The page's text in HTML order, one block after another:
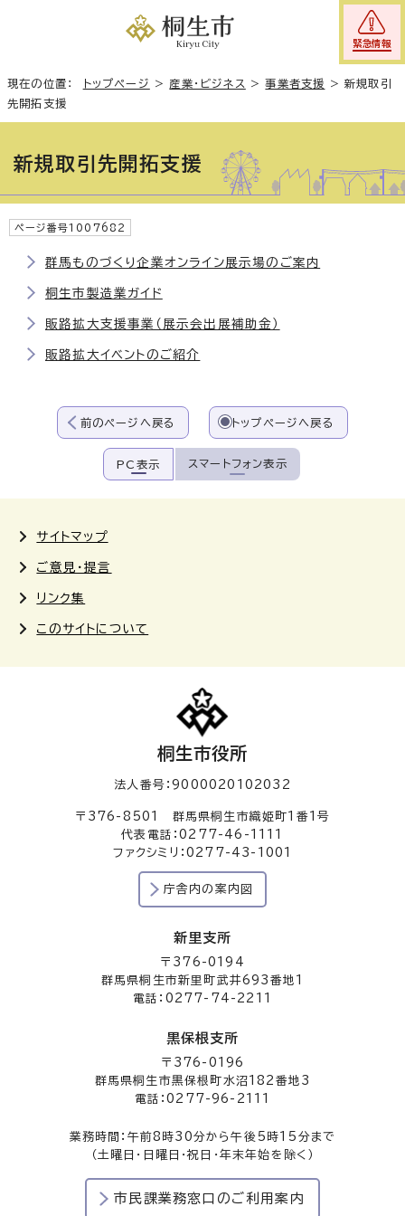
緊急情報
現在の位置： トップページ > 産業・ビジネス >事業者支援 >新規取引
先開拓支援
新規取引先開拓支援
ページ番号1007682
群馬ものづくり企業オンライン展示場のご案内
桐生市製造業ガイド
販路拡大支援事業（展示会出展補助金）
販路拡大イベントのご紹介
前のページへ戻る トップページへ戻る
PC表示 スマートフォン表示
サイトマップ
ご意見・提言
リンク集
このサイトについて
桐生市役所
法人番号：9000020102032
〒376-8501 群馬県桐生市織姫町1番1号
代表電話：0277-46-1111
ファクシミリ：0277-43-1001
庁舎内の案内図
新里支所
〒376-0194
群馬県桐生市新里町武井693番地1
電話：0277-74-2211
黒保根支所
〒376-0196
群馬県桐生市黒保根町水沼182番地3
電話：0277-96-2111
業務時間：午前8時30分から午後5時15分まで
（土曜日・日曜日・祝日・年末年始を除く）
市民課業務窓口のご利用案内